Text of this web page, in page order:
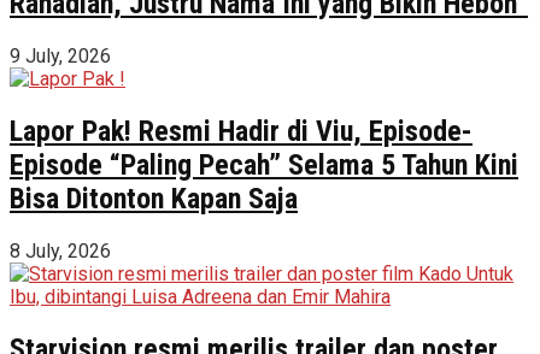
9 July, 2026
Lapor Pak! Resmi Hadir di Viu, Episode-
Episode “Paling Pecah” Selama 5 Tahun Kini
Bisa Ditonton Kapan Saja
8 July, 2026